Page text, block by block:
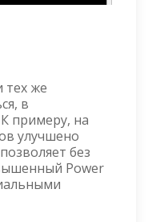
тех же
в
примеру, на
улучшено
без
Power